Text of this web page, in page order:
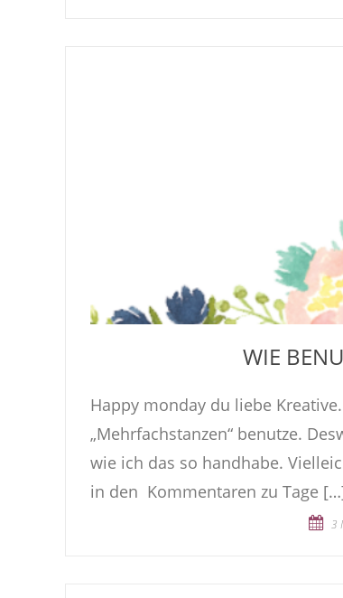
WIE
Happy monday du liebe
„Mehrfachstanzen“ benutze.
wie ich das so handhabe.
in den Kommentaren zu Tage
3